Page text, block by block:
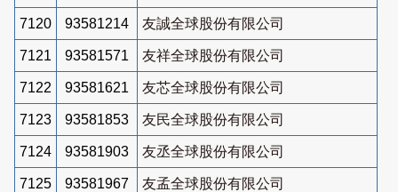
7120 93581214 友誠全球股份有限公司
7121 93581571 友祥全球股份有限公司
7122 93581621 友芯全球股份有限公司
7123 93581853 友民全球股份有限公司
7124 93581903 友丞全球股份有限公司
7125 93581967 友孟全球股份有限公司